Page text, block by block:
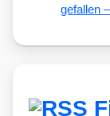
gefallen